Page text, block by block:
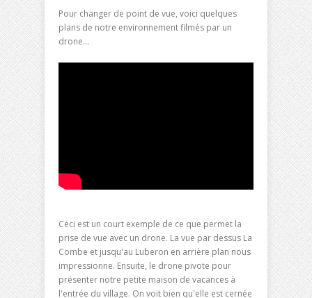
Pour changer de point de vue, voici quelques
plans de notre environnement filmés par un
drone...
Ceci est un court exemple de ce que permet la
prise de vue avec un drone. La vue par dessus La
Combe et jusqu'au Luberon en arrière plan nous
impressionne. Ensuite, le drone pivote pour
présenter notre petite maison de vacances à
l'entrée du village. On voit bien qu'elle est cernée